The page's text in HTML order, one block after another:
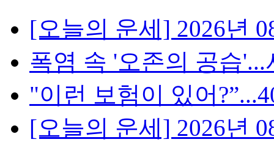
[오늘의 운세] 2026년
폭염 속 '오존의 공습'...
"이런 보험이 있어
[오늘의 운세] 2026년